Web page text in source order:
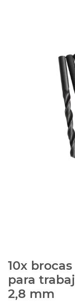
10x
para
2,8 mm